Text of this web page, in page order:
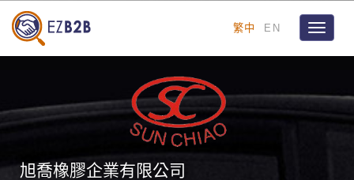
繁中 EN
Toggle
旭喬橡膠企業有限公司